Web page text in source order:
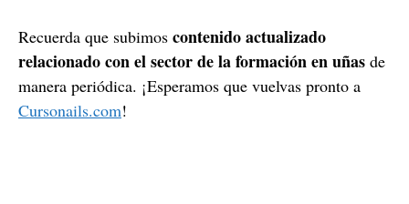
Recuerda que subimos contenido actualizado
relacionado con el sector de la formación en uñas de
manera periódica. ¡Esperamos que vuelvas pronto a
Cursonails.com!